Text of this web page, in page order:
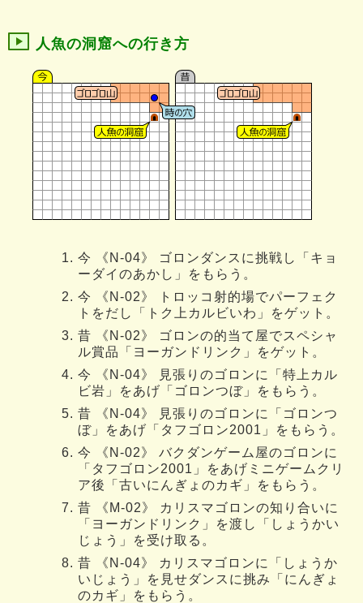
人魚の洞窟への行き方
今 《N-04》 ゴロンダンスに挑戦し「キョ
ーダイのあかし」をもらう。
今 《N-02》 トロッコ射的場でパーフェク
トをだし「トク上カルビいわ」をゲット。
昔 《N-02》 ゴロンの的当て屋でスペシャ
ル賞品「ヨーガンドリンク」をゲット。
今 《N-04》 見張りのゴロンに「特上カル
ビ岩」をあげ「ゴロンつぼ」をもらう。
昔 《N-04》 見張りのゴロンに「ゴロンつ
ぼ」をあげ「タフゴロン2001」をもらう。
今 《N-02》 バクダンゲーム屋のゴロンに
「タフゴロン2001」をあげミニゲームクリ
ア後「古いにんぎょのカギ」をもらう。
昔 《M-02》 カリスマゴロンの知り合いに
「ヨーガンドリンク」を渡し「しょうかい
じょう」を受け取る。
昔 《N-04》 カリスマゴロンに「しょうか
いじょう」を見せダンスに挑み「にんぎょ
のカギ」をもらう。